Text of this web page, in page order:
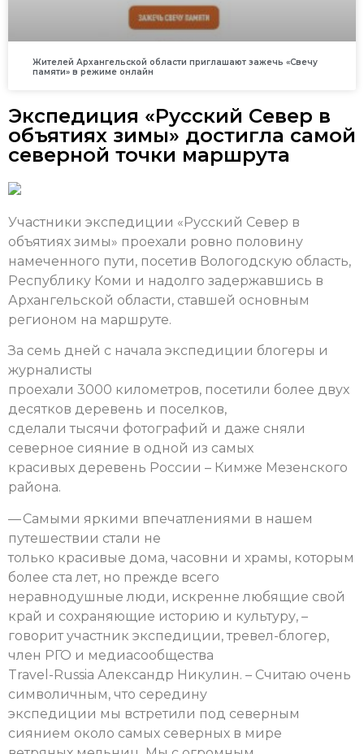
Жителей Архангельской области приглашают зажечь «Свечу
памяти» в режиме онлайн
Экспедиция «Русский Север в
объятиях зимы» достигла самой
северной точки маршрута
Участники экспедиции «Русский Север в
объятиях зимы» проехали ровно половину
намеченного пути, посетив Вологодскую область,
Республику Коми и надолго задержавшись в
Архангельской области, ставшей основным
регионом на маршруте.
За семь дней с начала экспедиции блогеры и
журналисты
проехали 3000 километров, посетили более двух
десятков деревень и поселков,
сделали тысячи фотографий и даже сняли
северное сияние в одной из самых
красивых деревень России – Кимже Мезенского
района.
— Самыми яркими впечатлениями в нашем
путешествии стали не
только красивые дома, часовни и храмы, которым
более ста лет, но прежде всего
неравнодушные люди, искренне любящие свой
край и сохраняющие историю и культуру, –
говорит участник экспедиции, тревел-блогер,
член РГО и медиасообщества
Travel-Russia Александр Никулин. – Считаю очень
символичным, что середину
экспедиции мы встретили под северным
сиянием около самых северных в мире